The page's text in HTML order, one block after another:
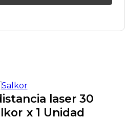
laser 30
x 1 Unidad